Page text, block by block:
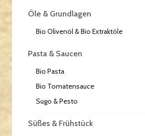
Öle & Grundlagen
Bio Olivenöl & Bio Extraktöle
Pasta & Saucen
Bio Pasta
Bio Tomatensauce
Sugo & Pesto
Süßes & Frühstück